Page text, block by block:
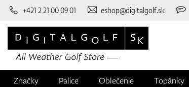
+421 2 21 00 09 01 eshop@digitalgolf.sk
Značky Palice Oblečenie Topánky